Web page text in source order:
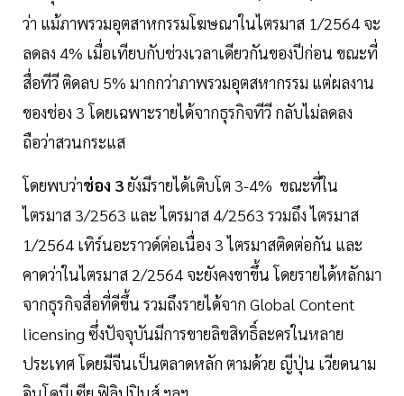
ว่า แม้ภาพรวมอุตสาหกรรมโฆษณาในไตรมาส 1/2564 จะ
ลดลง 4% เมื่อเทียบกับช่วงเวลาเดียวกันของปีก่อน ขณะที่
สื่อทีวี ติดลบ 5% มากกว่าภาพรวมอุตสหากรรม แต่ผลงาน
ของช่อง 3 โดยเฉพาะรายได้จากธุรกิจทีวี กลับไม่ลดลง
ถือว่าสวนกระแส
โดยพบว่าช่อง 3ยังมีรายได้เติบโต 3-4% ขณะที่ใน
ไตรมาส 3/2563 และ ไตรมาส 4/2563 รวมถึง ไตรมาส
1/2564 เทิร์นอะราวด์ต่อเนื่อง 3 ไตรมาสติดต่อกัน และ
คาดว่าในไตรมาส 2/2564 จะยังคงขาขึ้น โดยรายได้หลักมา
จากธุรกิจสื่อที่ดีขึ้น รวมถึงรายได้จาก Global Content
licensing ซึ่งปัจจุบันมีการขายลิขสิทธิ์ละครในหลาย
ประเทศ โดยมีจีนเป็นตลาดหลัก ตามด้วย ญีปุ่น เวียดนาม